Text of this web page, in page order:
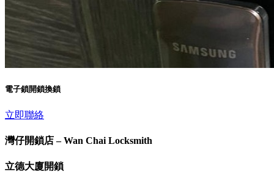
電子鎖開鎖換鎖
立即聯絡
灣仔開鎖店 – Wan Chai Locksmith
立德大廈開鎖